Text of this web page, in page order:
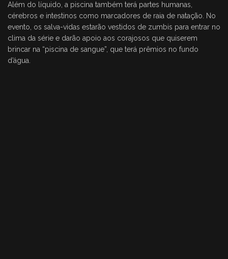
Além do líquido, a piscina também terá partes humanas,
cérebros e intestinos como marcadores de raia de natação. No
evento, os salva-vidas estarão vestidos de zumbis para entrar no
clima da série e darão apoio aos corajosos que quiserem
brincar na “piscina de sangue”, que terá prêmios no fundo
d’água.